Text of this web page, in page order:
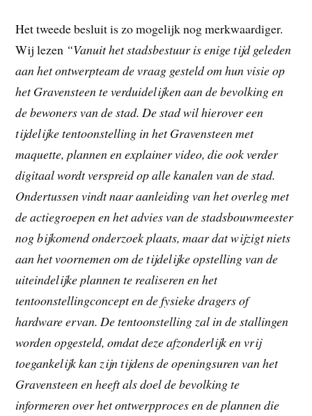
Het tweede besluit is zo mogelijk nog merkwaardiger.
Wij lezen “Vanuit het stadsbestuur is enige tijd geleden
aan het ontwerpteam de vraag gesteld om hun visie op
het Gravensteen te verduidelijken aan de bevolking en
de bewoners van de stad. De stad wil hierover een
tijdelijke tentoonstelling in het Gravensteen met
maquette, plannen en explainer video, die ook verder
digitaal wordt verspreid op alle kanalen van de stad.
Ondertussen vindt naar aanleiding van het overleg met
de actiegroepen en het advies van de stadsbouwmeester
nog bijkomend onderzoek plaats, maar dat wijzigt niets
aan het voornemen om de tijdelijke opstelling van de
uiteindelijke plannen te realiseren en het
tentoonstellingconcept en de fysieke dragers of
hardware ervan. De tentoonstelling zal in de stallingen
worden opgesteld, omdat deze afzonderlijk en vrij
toegankelijk kan zijn tijdens de openingsuren van het
Gravensteen en heeft als doel de bevolking te
informeren over het ontwerpproces en de plannen die